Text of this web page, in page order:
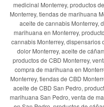
medicinal Monterrey, productos
Monterrey, tiendas de marihuana
aceite de cannabis Monterrey,
marihuana en Monterrey,
cannabis Monterrey, dispensarios
dolor Monterrey, aceite de
productos de CBD Monterrey,
compra de marihuana en
Monterrey, tiendas de CBD
aceite de CBD San Pedro,
marihuana San Pedro, venta de